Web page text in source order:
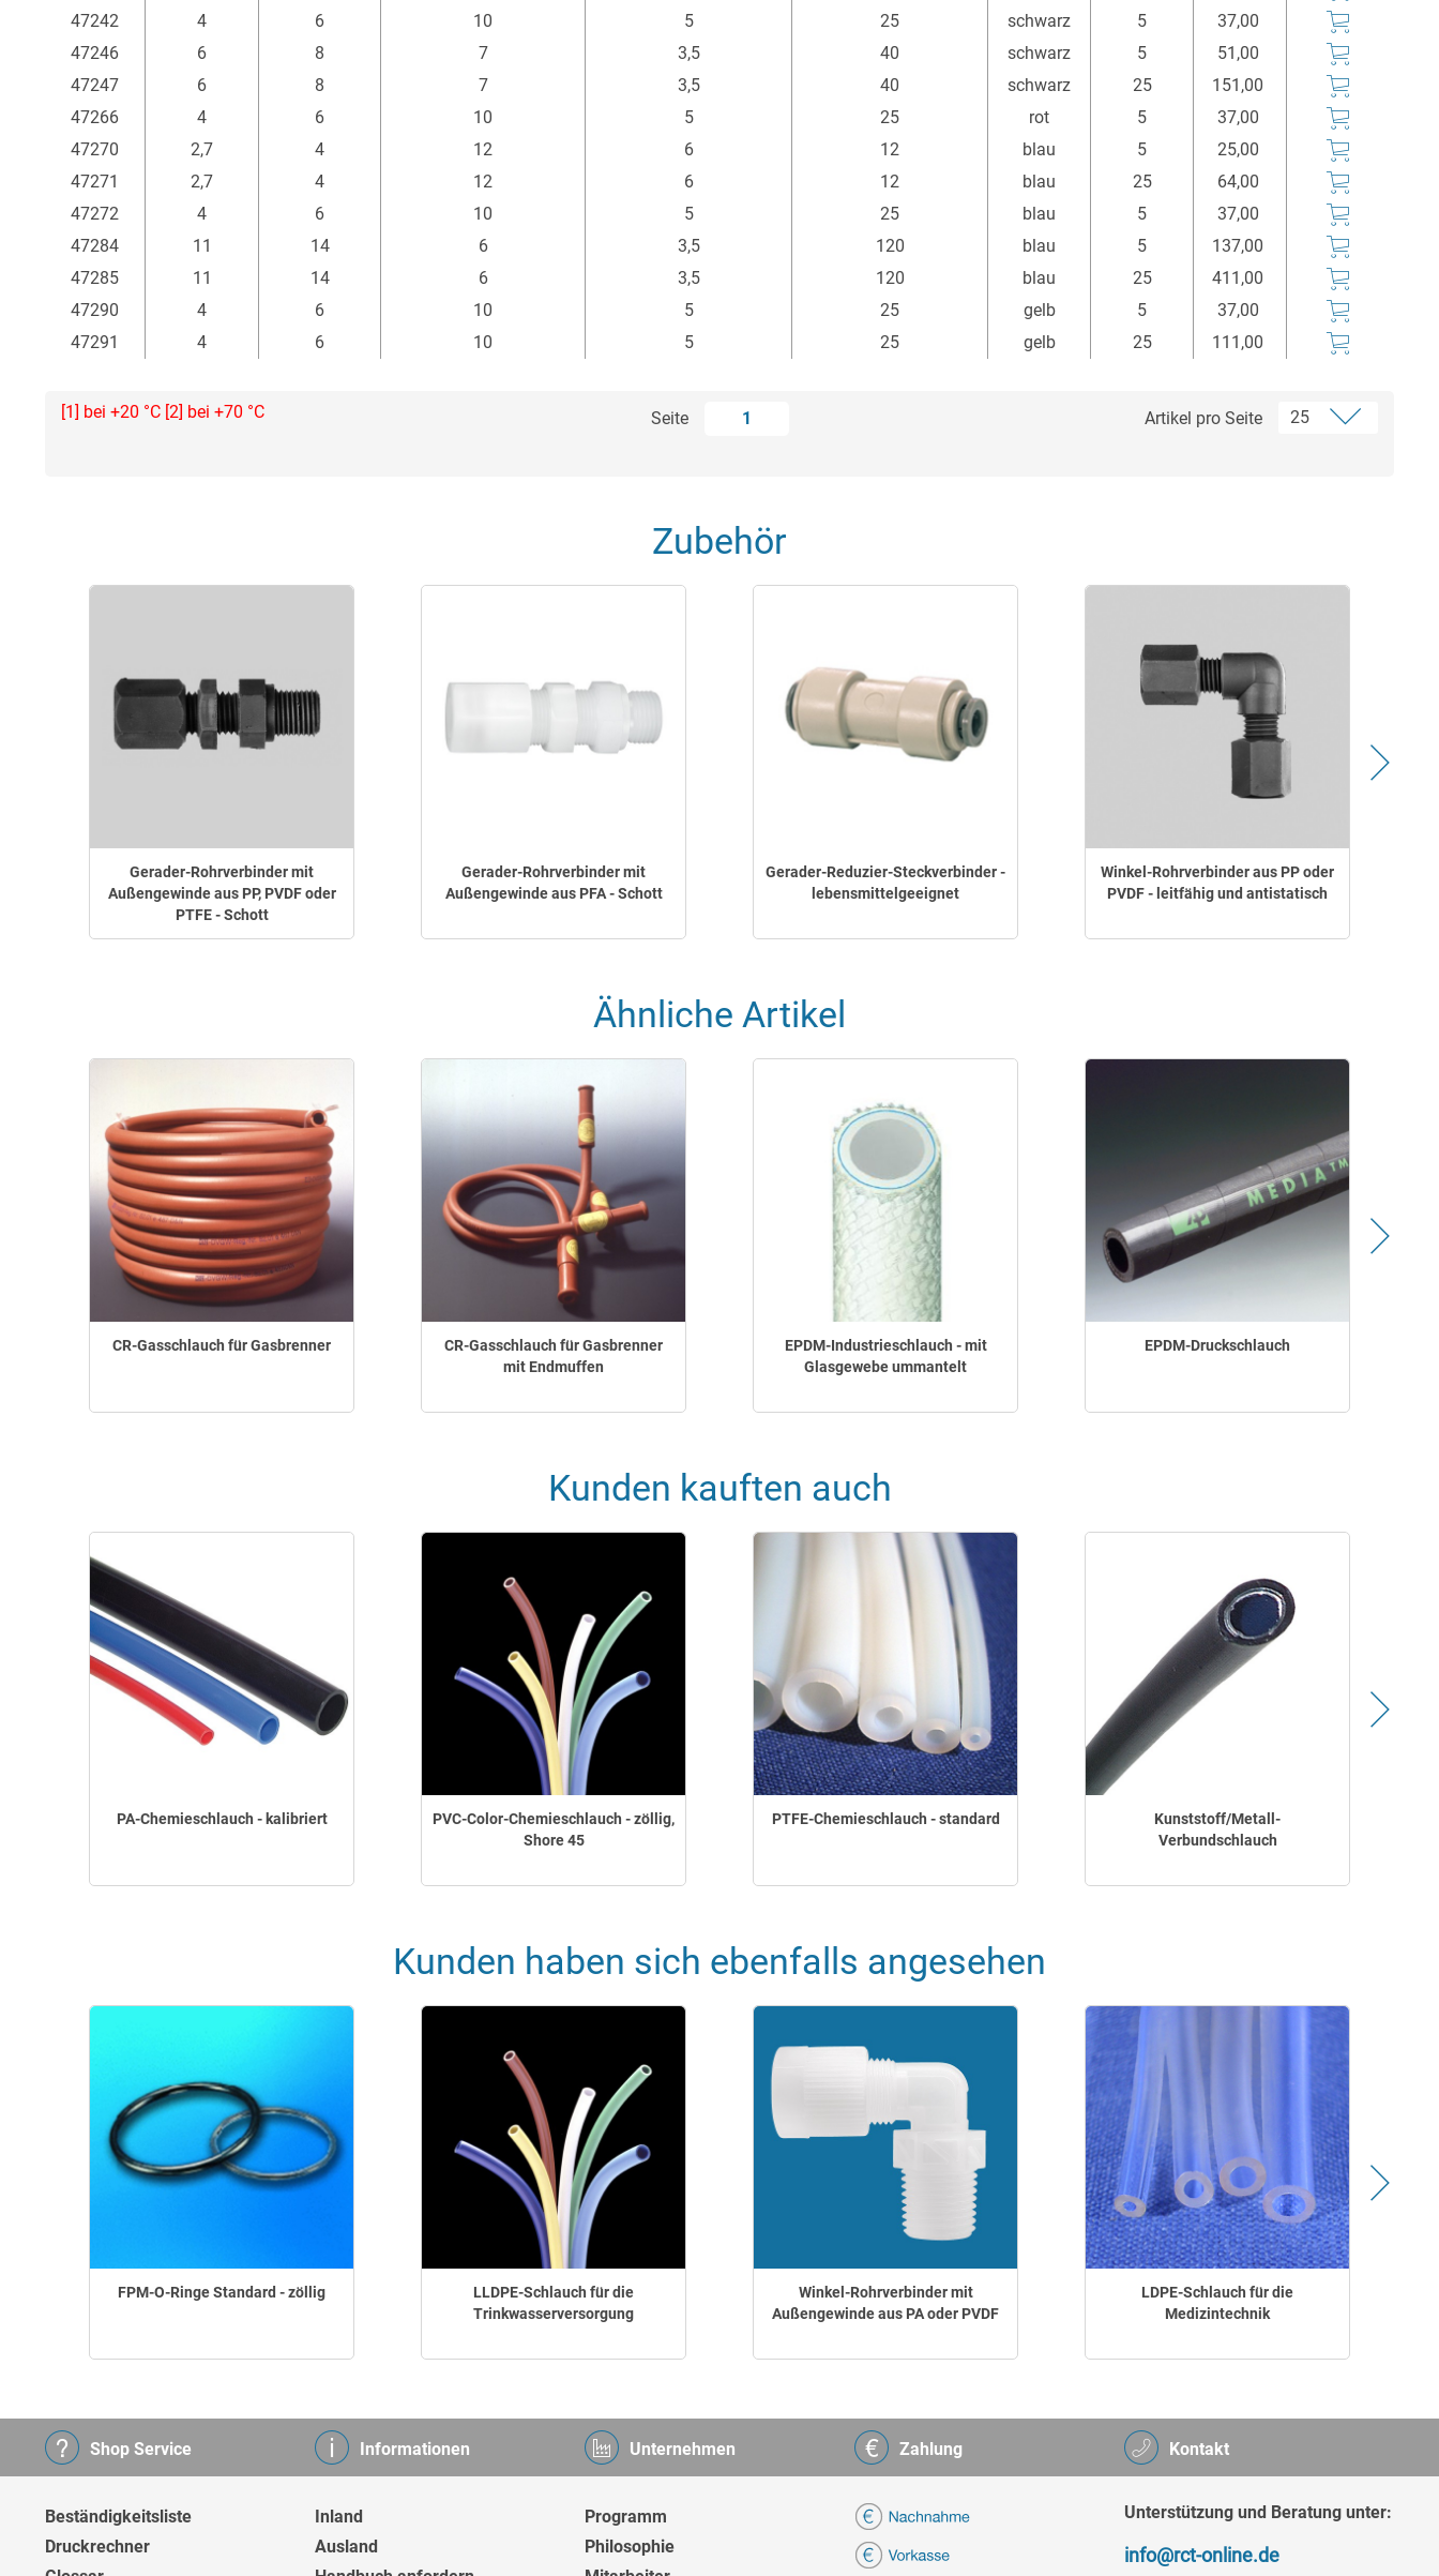
47242
4 6 10 5 25 schwarz 5
37,00
47246
6 8 7 3,5 40 schwarz 5
51,00
47247
6 8 7 3,5 40 schwarz 25
151,00
47266
4 6 10 5 25 rot 5
37,00
47270
2,7 4 12 6 12 blau 5
25,00
47271
2,7 4 12 6 12 blau 25
64,00
47272
4 6 10 5 25 blau 5
37,00
47284
11 14 6 3,5 120 blau 5
137,00
47285
11 14 6 3,5 120 blau 25
411,00
47290
4 6 10 5 25 gelb 5
37,00
47291
4 6 10 5 25 gelb 25 111,00
Seite 1 Artikel pro Seite
[1] bei +20 °C [2] bei +70 °C
Zubehör
Gerader-Rohrverbinder mit
Außengewinde aus PP, PVDF oder
PTFE - Schott
Gerader-Rohrverbinder mit
Außengewinde aus PFA - Schott
Gerader-Reduzier-Steckverbinder -
lebensmittelgeeignet
Winkel-Rohrverbinder aus PP oder
PVDF - leitfähig und antistatisch
Ähnliche Artikel
CR-Gasschlauch für Gasbrenner
CR-Gasschlauch für Gasbrenner
mit Endmuffen
EPDM-Industrieschlauch - mit
Glasgewebe ummantelt
EPDM-Druckschlauch
Kunden kauften auch
PA-Chemieschlauch - kalibriert
PVC-Color-Chemieschlauch - zöllig,
Shore 45
PTFE-Chemieschlauch - standard
Kunststoff/Metall-
Verbundschlauch
Kunden haben sich ebenfalls angesehen
FPM-O-Ringe Standard - zöllig
LLDPE-Schlauch für die
Trinkwasserversorgung
Winkel-Rohrverbinder mit
Außengewinde aus PA oder PVDF
LDPE-Schlauch für die
Medizintechnik
Kontakt
Unterstützung und Beratung unter:
info@rct-online.de
Shop Service
Beständigkeitsliste
Druckrechner
Informationen
Inland
Ausland
Unternehmen
Programm
Philosophie
Zahlung